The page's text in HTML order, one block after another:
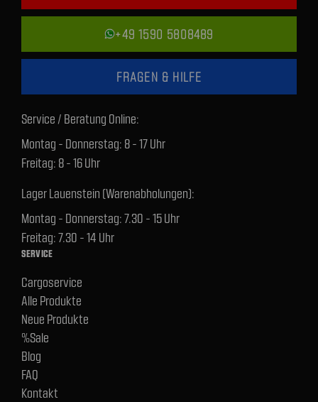
+49 1590 5808489
FRAGEN & HILFE
Service / Beratung Online:
Montag - Donnerstag: 8 - 17 Uhr
Freitag: 8 - 16 Uhr
Lager Lauenstein (Warenabholungen):
Montag - Donnerstag: 7.30 - 15 Uhr
Freitag: 7.30 - 14 Uhr
SERVICE
Cargoservice
Alle Produkte
Neue Produkte
%Sale
Blog
FAQ
Kontakt